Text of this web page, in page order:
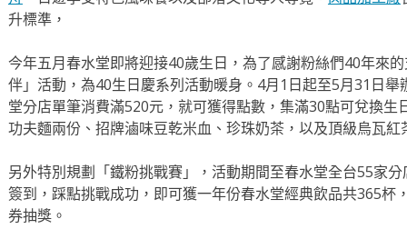
升標準，
今年五月春水堂即將迎接40歲生日，為了感謝粉絲們40年來
伴」活動，為40生日慶系列活動暖身。4月1日起至5月31日
堂分店單筆消費滿520元，就可獲得點數，集滿30點可兌換生
功夫麵兩份、招牌滷味豆乾米血、珍珠奶茶，以及頂級烏瓦紅
另外特別規劃「鐵粉挑戰賽」，活動期間至春水堂全台55家
簽到，踩點挑戰成功，即可獲一年份春水堂經典飲品共365杯
券抽獎。